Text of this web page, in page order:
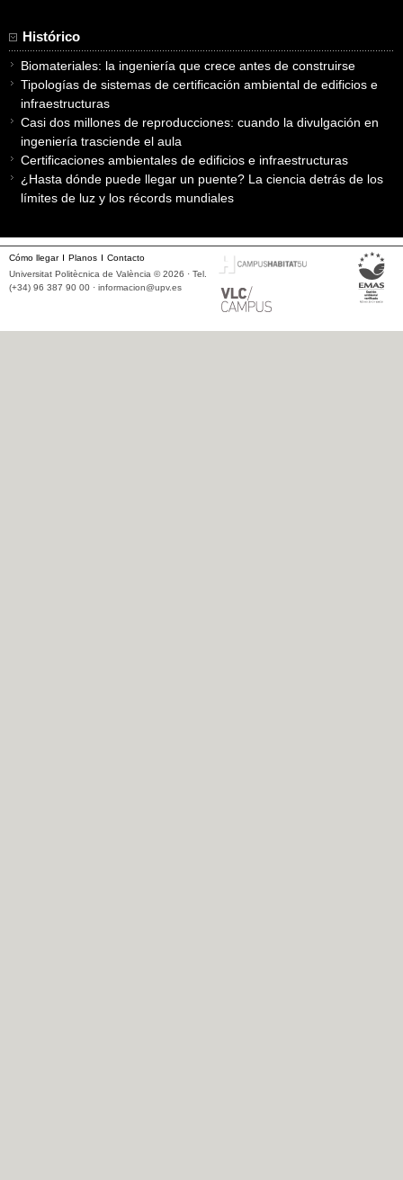
Histórico
Biomateriales: la ingeniería que crece antes de construirse
Tipologías de sistemas de certificación ambiental de edificios e
infraestructuras
Casi dos millones de reproducciones: cuando la divulgación en
ingeniería trasciende el aula
Certificaciones ambientales de edificios e infraestructuras
¿Hasta dónde puede llegar un puente? La ciencia detrás de los
límites de luz y los récords mundiales
Cómo llegar Planos
Contacto
Universitat Politècnica de València © 2026 · Tel.
(+34) 96 387 90 00 · informacion@upv.es